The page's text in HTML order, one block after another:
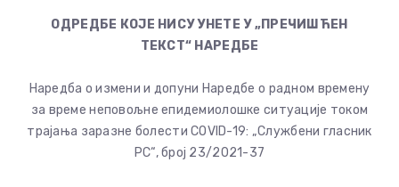
ОДРЕДБЕ КОЈЕ НИСУ УНЕТЕ У „ПРЕЧИШЋЕН
ТЕКСТ“ НАРЕДБЕ
Наредба о измени и допуни Наредбе о радном времену
за време неповољне епидемиолошке ситуације током
трајања заразне болести COVID-19: „Службени гласник
РС“, број 23/2021-37